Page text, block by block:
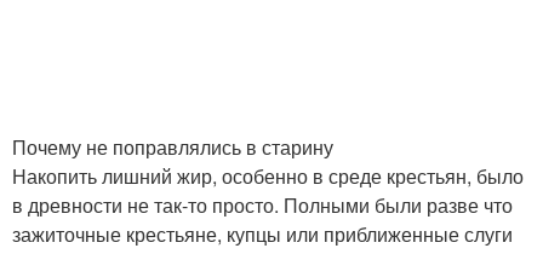
Почему не поправлялись в старину
Накопить лишний жир, особенно в среде крестьян, было
в древности не так-то просто. Полными были разве что
зажиточные крестьяне, купцы или приближенные слуги